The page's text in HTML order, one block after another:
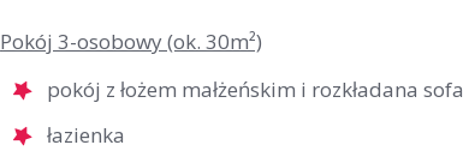
Pokój 3-osobowy (ok. 30m²)
pokój z łożem małżeńskim i rozkładana sofa
łazienka